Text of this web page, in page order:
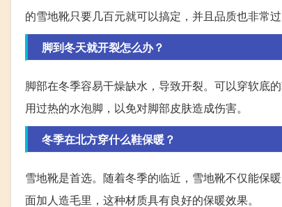
的雪地靴只要几百元就可以搞定，并且品质也非常过
脚到冬天就开裂怎么办？
脚部在冬季容易干燥缺水，导致开裂。可以穿软底
用过热的水泡脚，以免对脚部皮肤造成伤害。
冬季在北方穿什么鞋保暖？
雪地靴是首选。随着冬季的临近，雪地靴不仅能保
面加人造毛里，这种材质具有良好的保暖效果。